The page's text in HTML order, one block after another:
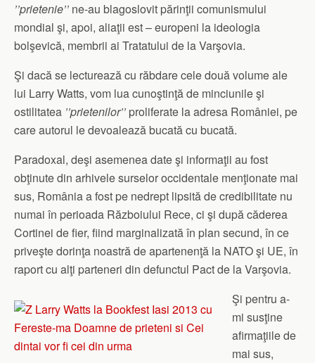
’’prietenie’’ ne-au blagoslovit părinţii comunismului
mondial şi, apoi, aliaţii est – europeni la ideologia
bolşevică, membrii ai Tratatului de la Varşovia.
Şi dacă se lecturează cu răbdare cele două volume ale
lui Larry Watts, vom lua cunoştinţă de minciunile şi
ostilitatea ’’prietenilor’’ proliferate la adresa României, pe
care autorul le devoalează bucată cu bucată.
Paradoxal, deşi asemenea date şi informaţii au fost
obţinute din arhivele surselor occidentale menţionate mai
sus, România a fost pe nedrept lipsită de credibilitate nu
numai în perioada Războiului Rece, ci şi după căderea
Cortinei de fier, fiind marginalizată în plan secund, în ce
priveşte dorinţa noastră de apartenenţă la NATO şi UE, în
raport cu alţi parteneri din defunctul Pact de la Varşovia.
Şi pentru a-
mi susţine
afirmaţiile de
mai sus,